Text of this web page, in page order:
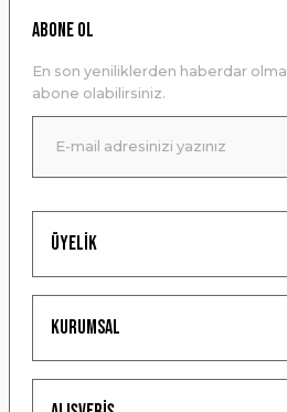
Ürün resmi kalitesiz, bozuk veya
Ürün bilgilerinde hatalar bulunuyor.
Ürün fiyatı diğer sitelerden daha
Bu ürüne benzer farklı alternatifler
Üyelik
Kurumsal
ABONE OL
En son yeniliklerden haberdar
abone olabilirsiniz.